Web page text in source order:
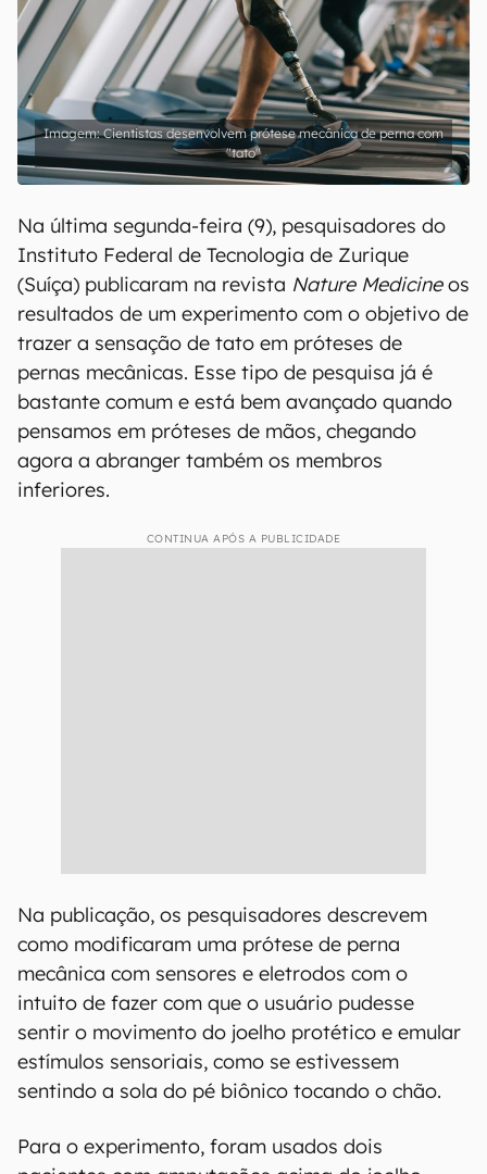
Cientistas desenvolvem prótese mecânica de perna com
"tato"
Na última segunda-feira (9), pesquisadores do
Instituto Federal de Tecnologia de Zurique
(Suíça) publicaram na revista Nature Medicineos
resultados de um experimento com o objetivo de
trazer a sensação de tato em próteses de
pernas mecânicas. Esse tipo de pesquisa já é
bastante comum e está bem avançado quando
pensamos em próteses de mãos, chegando
agora a abranger também os membros
inferiores.
CONTINUA APÓS A PUBLICIDADE
Na publicação, os pesquisadores descrevem
como modificaram uma prótese de perna
mecânica com sensores e eletrodos com o
intuito de fazer com que o usuário pudesse
sentir o movimento do joelho protético e emular
estímulos sensoriais, como se estivessem
sentindo a sola do pé biônico tocando o chão.
Para o experimento, foram usados dois